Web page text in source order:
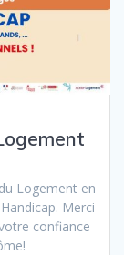
Logement en
Merci
confiance